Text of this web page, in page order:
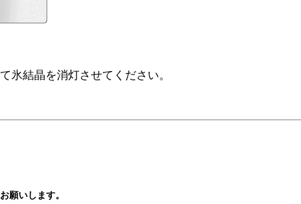
氷結晶を消灯させてください。
願いします。